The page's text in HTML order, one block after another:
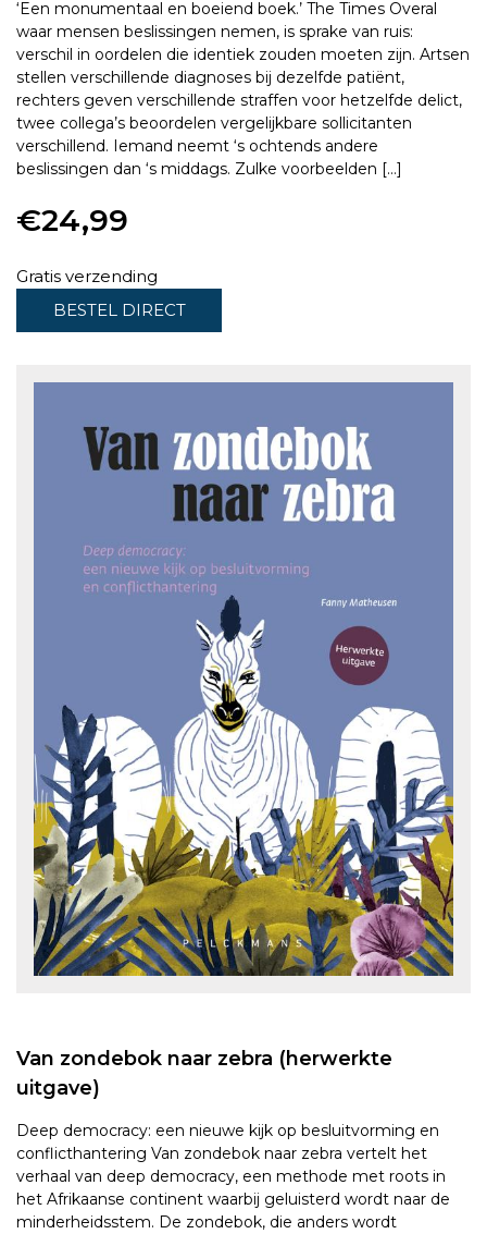
‘Een monumentaal en boeiend boek.’ The Times Overal
waar mensen beslissingen nemen, is sprake van ruis:
verschil in oordelen die identiek zouden moeten zijn. Artsen
stellen verschillende diagnoses bij dezelfde patiënt,
rechters geven verschillende straffen voor hetzelfde delict,
twee collega’s beoordelen vergelijkbare sollicitanten
verschillend. Iemand neemt ‘s ochtends andere
beslissingen dan ‘s middags. Zulke voorbeelden […]
€24,99
Gratis verzending
BESTEL DIRECT
Van zondebok naar zebra (herwerkte
uitgave)
Deep democracy: een nieuwe kijk op besluitvorming en
conflicthantering Van zondebok naar zebra vertelt het
verhaal van deep democracy, een methode met roots in
het Afrikaanse continent waarbij geluisterd wordt naar de
minderheidsstem. De zondebok, die anders wordt